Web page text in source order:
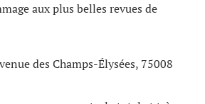
aux plus belles revues de
des Champs-Élysées, 75008